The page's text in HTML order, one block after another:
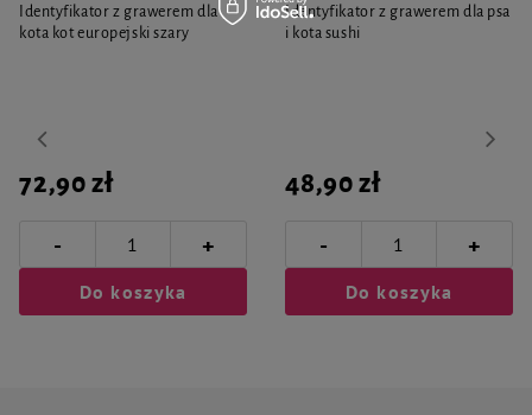
Identyfikator z grawerem dla
kota kot europejski szary
72,90 zł
- +
Do koszyka
Identyfikator z grawerem dla psa
i kota sushi
48,90 zł
- +
Do koszyka